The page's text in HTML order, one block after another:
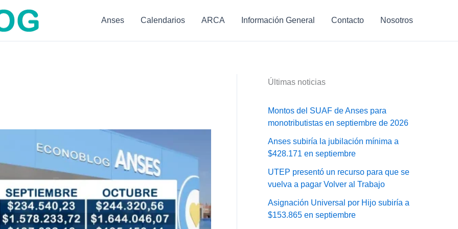
Anses Calendarios ARCA Información General Contacto Nosotros
Últimas noticias
Montos del SUAF de Anses para
monotributistas en septiembre de 2026
Anses subiría la jubilación mínima a
$428.171 en septiembre
UTEP presentó un recurso para que se
vuelva a pagar Volver al Trabajo
Asignación Universal por Hijo subiría a
$153.865 en septiembre